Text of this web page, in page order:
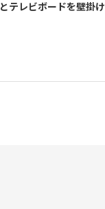
テレビボードを壁掛け